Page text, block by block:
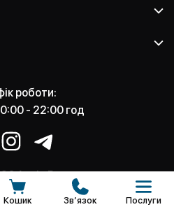
роботи:
- 22:00 год
Apple Room -
сервісний центр
Кошик Звʼязок Послуги